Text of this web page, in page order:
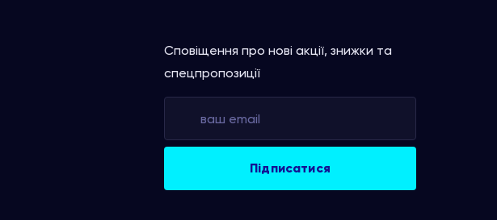
Сповіщення про нові акції, знижки та
спецпропозиції